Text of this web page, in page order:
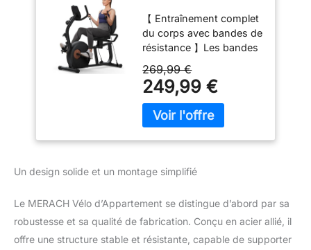
niveaux de
résistance
réglables,
connectivité
exclusive par
application, écran
LCD, capteurs de
fréquence
cardiaque et
【 Entraînement complet
du corps avec bandes de
résistance 】Les bandes
permettent de renforcer
le haut du corps pendant
le pédalage, favorisant
ainsi la forme physique
avec dossier 】Le siège
pour un confort optimal
et sont facilement
réglables. Le dossier est
269,99 €
249,99 €
Un design solide et un montage simplifié
Le MERACH Vélo d’Appartement se distingue d’abord par sa
robustesse et sa qualité de fabrication. Conçu en acier allié, il
offre une structure stable et résistante, capable de supporter